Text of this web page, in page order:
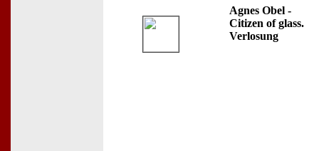
Agnes Obel -
Citizen of glass.
Verlosung